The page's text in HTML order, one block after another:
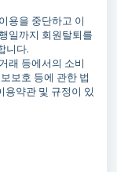
용을 중단하고 이
일까지 회원탈퇴를
니다.
래 등에서의 소비
보호 등에 관한 법
용약관 및 규정이 있